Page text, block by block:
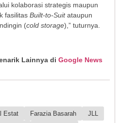
kolaborasi strategis maupun
fasilitas Built-to-Suitataupun
(cold storage),” tuturnya.
Lainnya di Google News
Estat Farazia Basarah
JLL